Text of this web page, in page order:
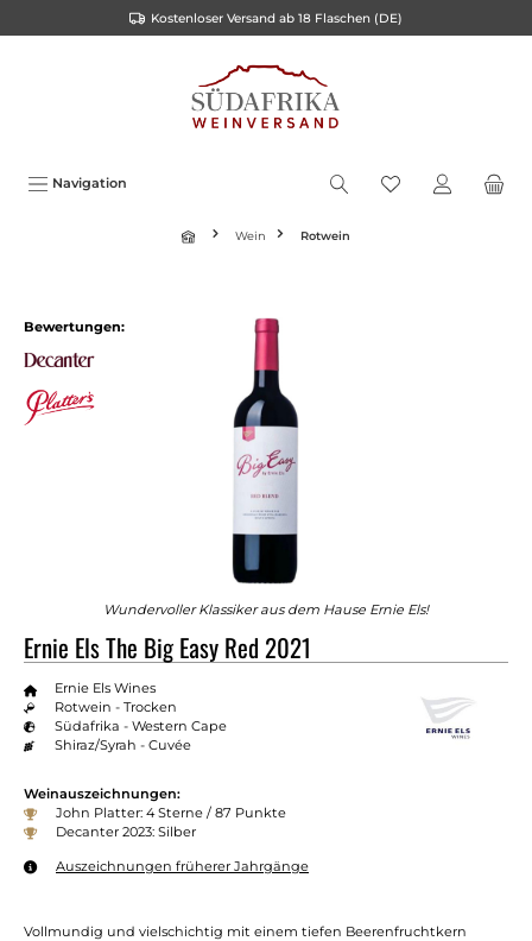
Kostenloser Versand ab 18 Flaschen (DE)
Navigation
Wein Rotwein
Bewertungen:
Wundervoller Klassiker aus dem Hause Ernie Els!
Ernie Els The Big Easy Red 2021
Ernie Els Wines
Rotwein - Trocken
Südafrika - Western Cape
Shiraz/Syrah - Cuvée
Weinauszeichnungen:
John Platter: 4 Sterne / 87 Punkte
Decanter 2023: Silber
Auszeichnungen früherer Jahrgänge
Vollmundig und vielschichtig mit einem tiefen Beerenfruchtkern